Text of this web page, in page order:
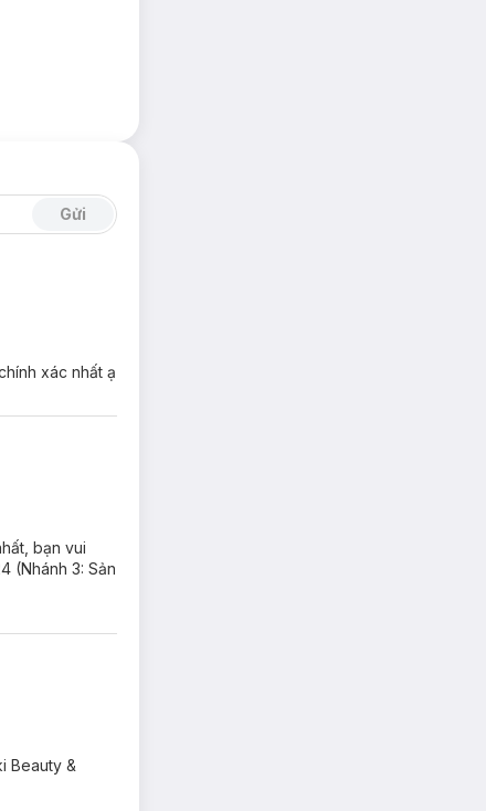
Gửi
xác nhất ạ
bạn vui
(Nhánh 3: Sản
Beauty &